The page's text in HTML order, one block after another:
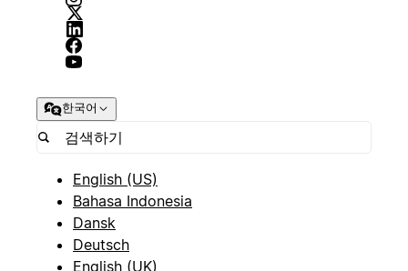
한국어
English (US)
Bahasa Indonesia
Dansk
Deutsch
English (UK)